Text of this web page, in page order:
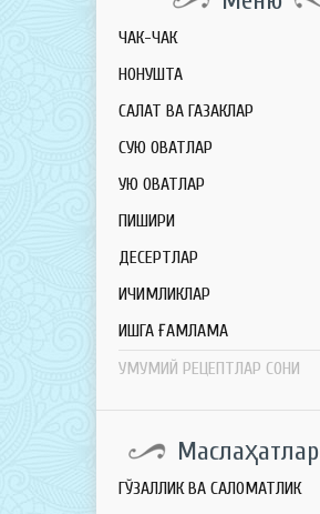
ЧАК-ЧАК
НОНУШТА
САЛАТ ВА ГАЗАКЛАР
СУЮҚ ОВҚАТЛАР
ҚУЮҚ ОВҚАТЛАР
ПИШИРИҚ
ДЕСЕРТЛАР
ИЧИМЛИКЛАР
ҚИШГА ҒАМЛАМА
УМУМИЙ РЕЦЕПТЛАР СОНИ
Маслаҳатлар
ГЎЗАЛЛИК ВА САЛОМАТЛИК